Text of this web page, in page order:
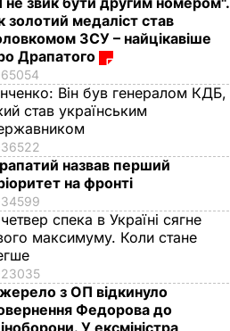
золотий медаліст став
ЗСУ – найцікавіше
Драпатого
65054
Він був генералом КДБ,
став українським
36522
назвав перший
на фронті
34599
спека в Україні сягне
максимуму. Коли стане
23035
з ОП відкинуло
Федорова до
У ексміністра